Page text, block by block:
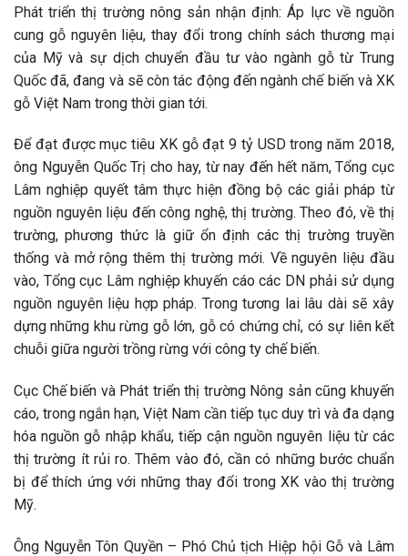
Phát triển thị trường nông sản nhận định: Áp lực về nguồn
cung gỗ nguyên liệu, thay đổi trong chính sách thương mại
của Mỹ và sự dịch chuyển đầu tư vào ngành gỗ từ Trung
Quốc đã, đang và sẽ còn tác động đến ngành chế biến và XK
gỗ Việt Nam trong thời gian tới.
Để đạt được mục tiêu XK gỗ đạt 9 tỷ USD trong năm 2018,
ông Nguyễn Quốc Trị cho hay, từ nay đến hết năm, Tổng cục
Lâm nghiệp quyết tâm thực hiện đồng bộ các giải pháp từ
nguồn nguyên liệu đến công nghệ, thị trường. Theo đó, về thị
trường, phương thức là giữ ổn định các thị trường truyền
thống và mở rộng thêm thị trường mới. Về nguyên liệu đầu
vào, Tổng cục Lâm nghiệp khuyến cáo các DN phải sử dụng
nguồn nguyên liệu hợp pháp. Trong tương lai lâu dài sẽ xây
dựng những khu rừng gỗ lớn, gỗ có chứng chỉ, có sự liên kết
chuỗi giữa người trồng rừng với công ty chế biến.
Cục Chế biến và Phát triển thị trường Nông sản cũng khuyến
cáo, trong ngắn hạn, Việt Nam cần tiếp tục duy trì và đa dạng
hóa nguồn gỗ nhập khẩu, tiếp cận nguồn nguyên liệu từ các
thị trường ít rủi ro. Thêm vào đó, cần có những bước chuẩn
bị để thích ứng với những thay đổi trong XK vào thị trường
Mỹ.
Ông Nguyễn Tôn Quyền – Phó Chủ tịch Hiệp hội Gỗ và Lâm